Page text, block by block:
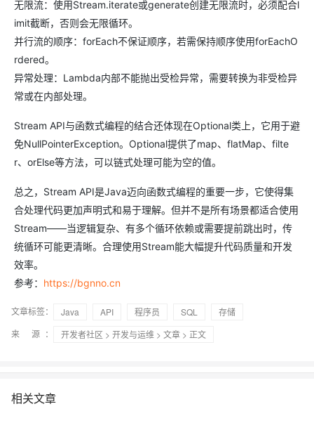
无限流：使用Stream.iterate或generate创建无限流时，必须配合l
imit截断，否则会无限循环。
并行流的顺序：forEach不保证顺序，若需保持顺序使用forEachO
rdered。
异常处理：Lambda内部不能抛出受检异常，需要转换为非受检异
常或在内部处理。
Stream API与函数式编程的结合还体现在Optional类上，它用于避
免NullPointerException。Optional提供了map、flatMap、filte
r、orElse等方法，可以链式处理可能为空的值。
总之，Stream API是Java迈向函数式编程的重要一步，它使得集
合处理代码更加声明式和易于理解。但并不是所有场景都适合使用
Stream——当逻辑复杂、有多个循环依赖或需要提前跳出时，传
统循环可能更清晰。合理使用Stream能大幅提升代码质量和开发
效率。
参考： https://bgnno.cn
文章标签： Java API 程序员 SQL
存储
来 源：
开发者社区 > 开发与运维 > 文章 > 正文
相关文章